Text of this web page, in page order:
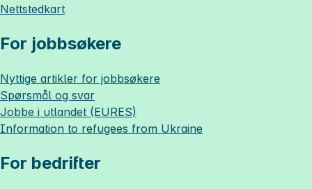
Nettstedkart
For jobbsøkere
Nyttige artikler for jobbsøkere
Spørsmål og svar
Jobbe i utlandet (EURES)
Information to refugees from Ukraine
For bedrifter